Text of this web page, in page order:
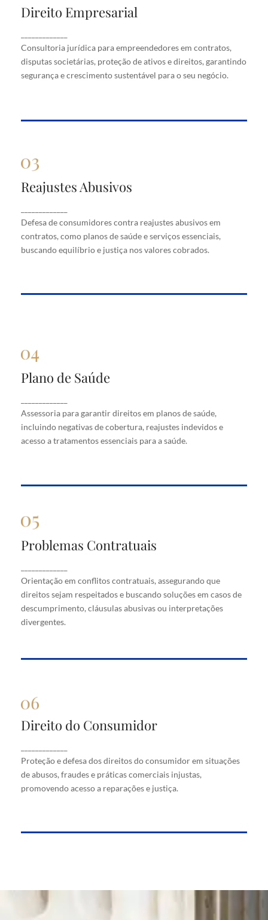
Direito Empresarial
Consultoria jurídica para empreendedores em contratos,
disputas societárias, proteção de ativos e direitos, garantindo
segurança e crescimento sustentável para o seu negócio.
Direito Empresarial
contratos, disputas societárias, proteção de ativos
e direitos, garantindo segurança e crescimento
sustentável para o seu negócio.
Reajustes Abusivos
Defesa de consumidores contra reajustes abusivos em
contratos, como planos de saúde e serviços essenciais,
buscando equilíbrio e justiça nos valores cobrados.
Reajustes Abusivos
em contratos, como planos de saúde e serviços
essenciais, buscando equilíbrio e justiça nos valores
cobrados.
Plano de Saúde
Assessoria para garantir direitos em planos de saúde,
incluindo negativas de cobertura, reajustes indevidos e
acesso a tratamentos essenciais para a saúde.
Plano de Saúde
saúde, incluindo negativas de cobertura, reajustes
indevidos e acesso a tratamentos essenciais para a
saúde.
Problemas Contratuais
Orientação em conflitos contratuais, assegurando que
direitos sejam respeitados e buscando soluções em casos de
descumprimento, cláusulas abusivas ou interpretações
divergentes.
Problemas Contratuais
que direitos sejam respeitados e buscando soluções
em casos de descumprimento, cláusulas abusivas
ou interpretações divergentes.
Direito do Consumidor
Proteção e defesa dos direitos do consumidor em situações
de abusos, fraudes e práticas comerciais injustas,
promovendo acesso a reparações e justiça.
Direito do Consumidor
situações de abusos, fraudes e práticas comerciais
injustas, promovendo acesso a reparações e justiça.